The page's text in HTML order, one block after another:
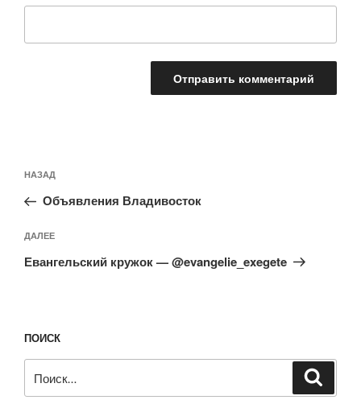
по
записям
Предыдущая
запись:
НАЗАД
Объявления Владивосток
Следующая
запись
ДАЛЕЕ
Евангельский кружок — @evangelie_exegete
ПОИСК